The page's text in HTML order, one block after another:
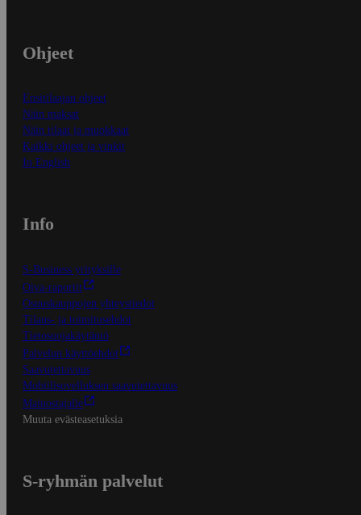
Ohjeet
Ensitilaajan ohjeet
Näin maksat
Näin tilaat ja muokkaat
Kaikki ohjeet ja vinkit
In English
Info
S-Business yrityksille
Oiva-raportit
Osuuskauppojen yhteystiedot
Tilaus- ja toimitusehdot
Tietosuojakäytäntö
Palvelun käyttöehdot
Saavutettavuus
Mobiilisovelluksen saavutettavuus
Mainostajalle
Muuta evästeasetuksia
S-ryhmän palvelut